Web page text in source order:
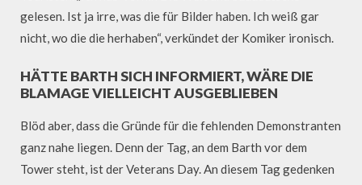
gelesen. Ist ja irre, was die für Bilder haben. Ich weiß gar
nicht, wo die die herhaben“, verkündet der Komiker ironisch.
HÄTTE BARTH SICH INFORMIERT, WÄRE DIE
BLAMAGE VIELLEICHT AUSGEBLIEBEN
Blöd aber, dass die Gründe für die fehlenden Demonstranten
ganz nahe liegen. Denn der Tag, an dem Barth vor dem
Tower steht, ist der Veterans Day. An diesem Tag gedenken